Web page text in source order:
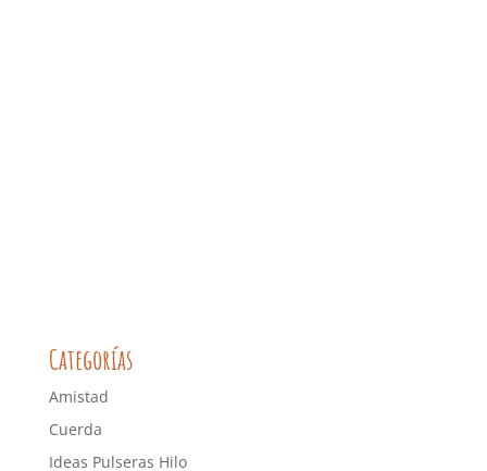
Categorías
Amistad
Cuerda
Ideas Pulseras Hilo